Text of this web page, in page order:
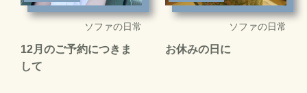
ソファの日常
12月のご予約につきま
して
ソファの日常
お休みの日に